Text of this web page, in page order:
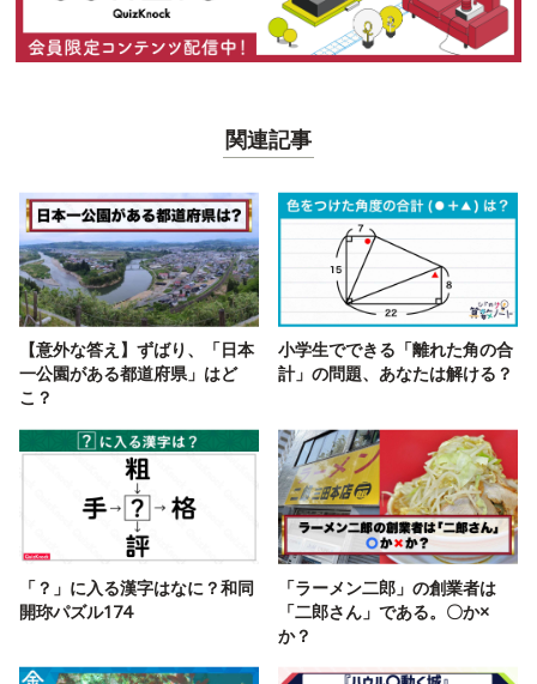
関連記事
【意外な答え】ずばり、「日本
一公園がある都道府県」はど
こ？
小学生でできる「離れた角の合
計」の問題、あなたは解ける？
「？」に入る漢字はなに？和同
開珎パズル174
「ラーメン二郎」の創業者は
「二郎さん」である。〇か×
か？